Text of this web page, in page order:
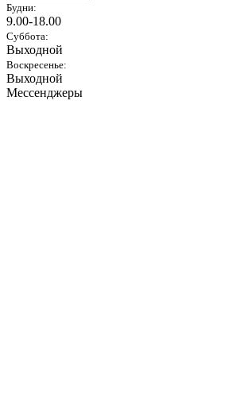
Будни:
9.00-18.00
Суббота:
Выходной
Воскресенье:
Выходной
Мессенджеры